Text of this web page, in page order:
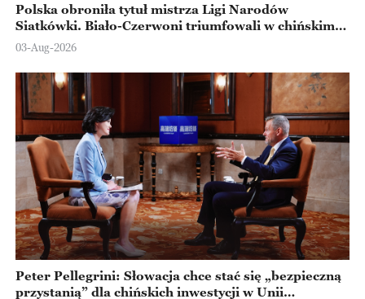
Polska obroniła tytuł mistrza Ligi Narodów
Siatkówki. Biało-Czerwoni triumfowali w chińskim
Ningbo
03-Aug-2026
Peter Pellegrini: Słowacja chce stać się „bezpieczną
przystanią” dla chińskich inwestycji w Unii